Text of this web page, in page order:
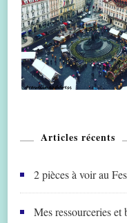
Articles récents
2 pièces à voir au
Mes ressourceries et